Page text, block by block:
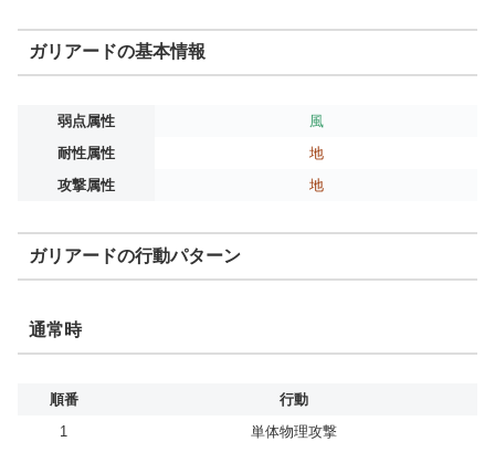
ガリアードの基本情報
弱点属性
風
耐性属性
地
攻撃属性
地
ガリアードの行動パターン
通常時
順番
行動
1
単体物理攻撃